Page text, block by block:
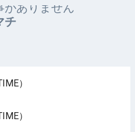
がありません
チ
）
）